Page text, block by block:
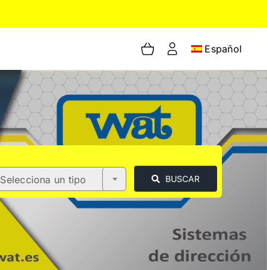
Español
Selecciona un tipo BUSCAR